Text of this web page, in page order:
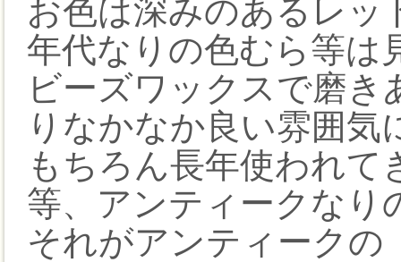
お色は深みのあるレッ
年代なりの色むら等は
ビーズワックスで磨
りなかなか良い雰囲
もちろん長年使われ
等、アンティークなり
それがアンティークの